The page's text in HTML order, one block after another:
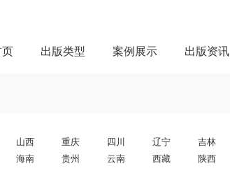
出版类型 案例展示 出版资讯
山西 重庆 四川 辽宁 吉林
海南 贵州 云南 西藏 陕西